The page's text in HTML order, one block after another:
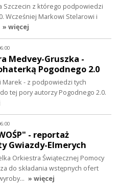
Szczecin z którego podpowiedzi
Wcześniej Markowi Stelarowi i
» więcej
Medvey-Gruszka -
Pogodnego 2.0
Marek - z podpowiedzi tych
tej pory autorzy Pogodnego 2.0.
- reportaż
Gwiazdy-Elmerych
Orkiestra Świątecznej Pomocy
do składania wstępnych ofert
» więcej